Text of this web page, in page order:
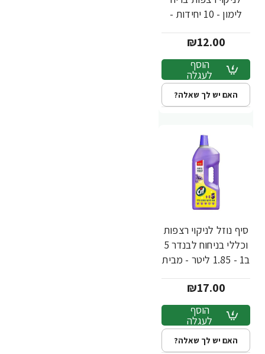
לימון - 10 יחידות -
₪12.00
הוסף
לעגלה
האם יש לך שאלה?
סיף נוזל לניקוי רצפות
וכללי בניחוח לבנדר 5
ב1 - 1.85 ליטר - מבית
₪17.00
הוסף
לעגלה
האם יש לך שאלה?